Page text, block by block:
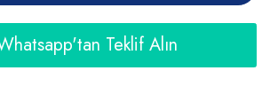
Teklif Alın